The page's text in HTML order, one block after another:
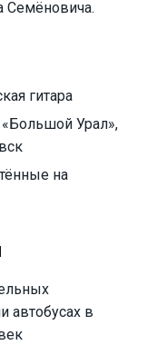
Семёновича.
гитара
Урал»,
на
автобусах в